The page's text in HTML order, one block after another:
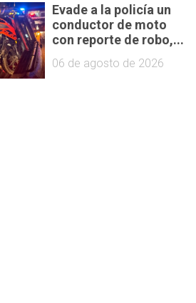
Evade a la policía un
conductor de moto
con reporte de robo,...
06 de agosto de 2026